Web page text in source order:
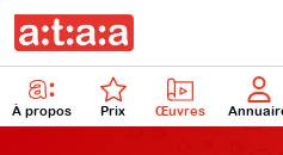
À propos Prix Œuvres